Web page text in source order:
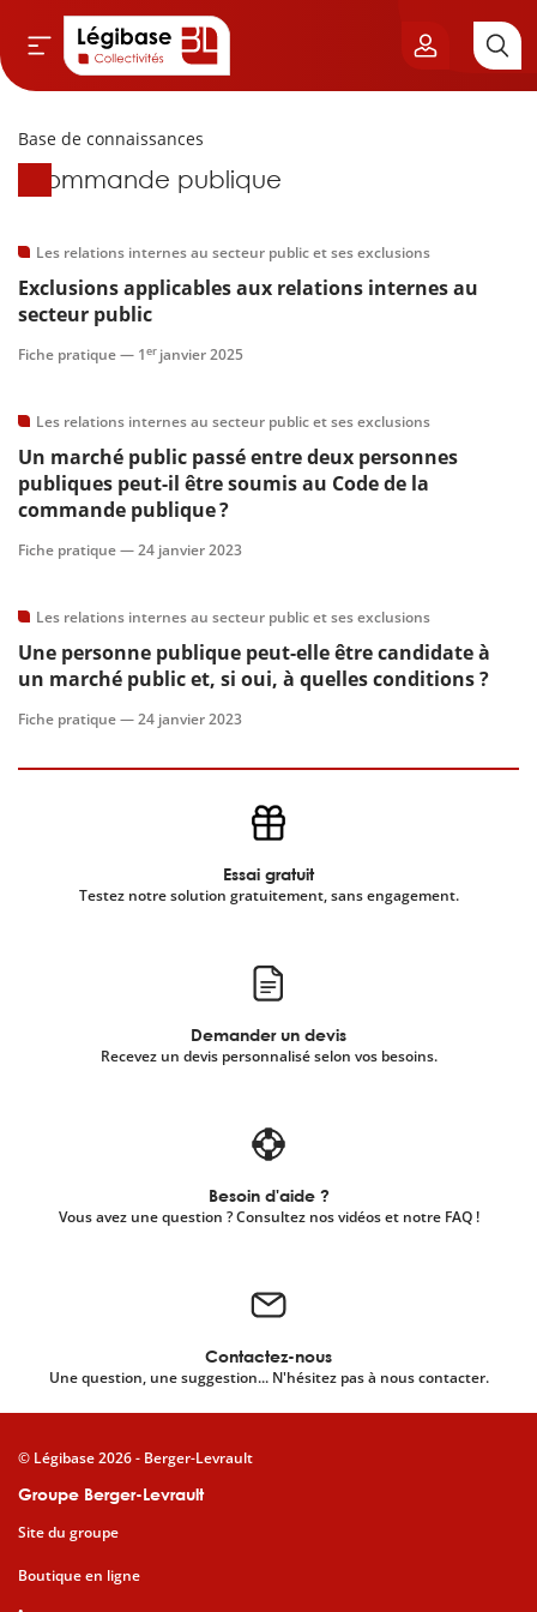
& Cimetières
& Élu local
Finances locales
publique
Base de connaissances
Base de connaissances
Commande publique
Les relations internes au secteur public et ses exclusions
Exclusions applicables aux relations internes au
secteur public
Fiche pratique — 1er janvier 2025
Les relations internes au secteur public et ses exclusions
Un marché public passé entre deux personnes
publiques peut-il être soumis au Code de la
commande publique ?
Fiche pratique —24 janvier 2023
Les relations internes au secteur public et ses exclusions
Une personne publique peut-elle être candidate à
un marché public et, si oui, à quelles conditions ?
Fiche pratique —24 janvier 2023
Essai gratuit
Testez notre solution gratuitement, sans engagement.
Demander un devis
Recevez un devis personnalisé selon vos besoins.
Besoin d'aide ?
Vous avez une question ? Consultez nos vidéos et notre FAQ !
Contactez-nous
Une question, une suggestion... N'hésitez pas à nous contacter.
Groupe Berger-Levrault
Site du groupe
Boutique en ligne
© Légibase 2026 - Berger-Levrault